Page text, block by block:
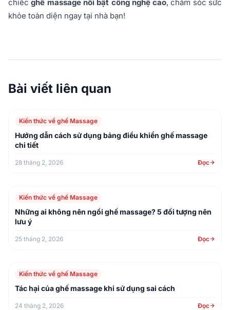
chiếcghế massage nổi bật công nghệ cao, chăm sóc sức
khỏe toàn diện ngay tại nhà bạn!
Bài viết liên quan
Kiến thức về ghế Massage
Hướng dẫn cách sử dụng bảng điều khiển ghế massage
chi tiết
28 tháng 2, 2026 Đọc
Kiến thức về ghế Massage
Những ai không nên ngồi ghế massage? 5 đối tượng nên
lưu ý
25 tháng 2, 2026 Đọc
Kiến thức về ghế Massage
Tác hại của ghế massage khi sử dụng sai cách
24 tháng 2, 2026 Đọc